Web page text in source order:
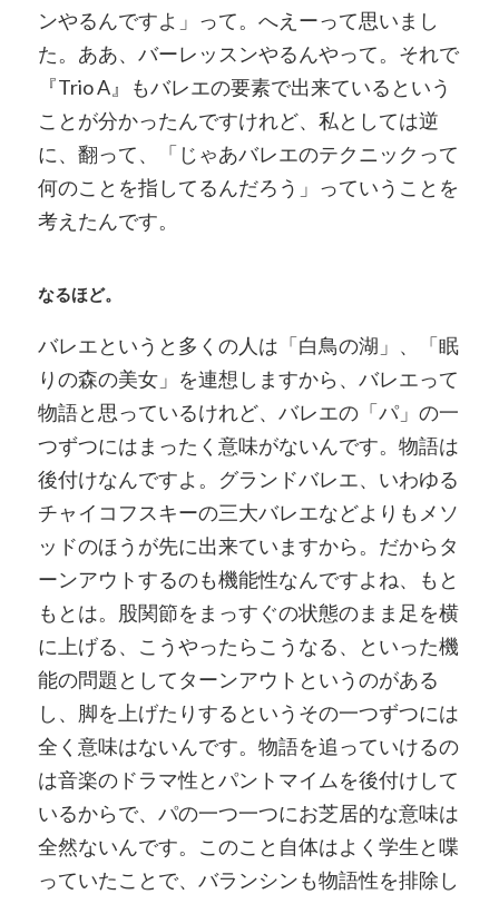
ンやるんですよ」って。へえーって思いまし
た。ああ、バーレッスンやるんやって。それで
『Trio A』もバレエの要素で出来ているという
ことが分かったんですけれど、私としては逆
に、翻って、「じゃあバレエのテクニックって
何のことを指してるんだろう」っていうことを
考えたんです。
なるほど。
バレエというと多くの人は「白鳥の湖」、「眠
りの森の美女」を連想しますから、バレエって
物語と思っているけれど、バレエの「パ」の一
つずつにはまったく意味がないんです。物語は
後付けなんですよ。グランドバレエ、いわゆる
チャイコフスキーの三大バレエなどよりもメソ
ッドのほうが先に出来ていますから。だからタ
ーンアウトするのも機能性なんですよね、もと
もとは。股関節をまっすぐの状態のまま足を横
に上げる、こうやったらこうなる、といった機
能の問題としてターンアウトというのがある
し、脚を上げたりするというその一つずつには
全く意味はないんです。物語を追っていけるの
は音楽のドラマ性とパントマイムを後付けして
いるからで、パの一つ一つにお芝居的な意味は
全然ないんです。このこと自体はよく学生と喋
っていたことで、バランシンも物語性を排除し